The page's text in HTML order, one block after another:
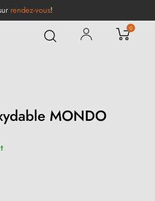
rendez-vous!
0
MONDO